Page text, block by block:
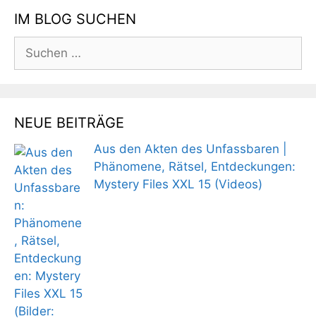
IM BLOG SUCHEN
Suchen
nach:
NEUE BEITRÄGE
Aus den Akten des Unfassbaren |
Phänomene, Rätsel, Entdeckungen:
Mystery Files XXL 15 (Videos)